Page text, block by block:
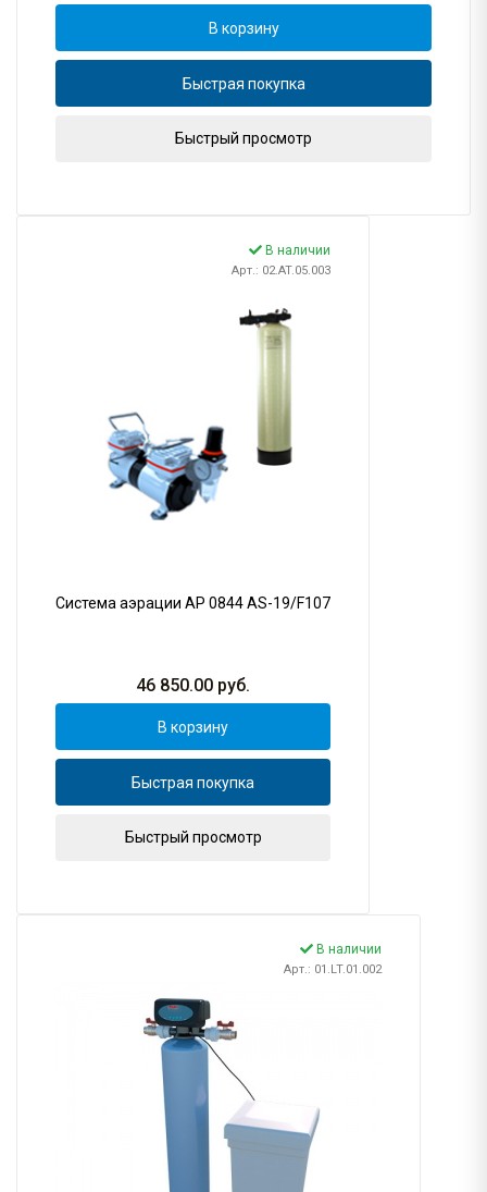
В корзину
Быстрая покупка
Быстрый просмотр
В наличии
Арт.: 02.AT.05.003
Система аэрации AP 0844 AS-19/F107
46 850.00 руб.
В корзину
Быстрая покупка
Быстрый просмотр
В наличии
Арт.: 01.LT.01.002